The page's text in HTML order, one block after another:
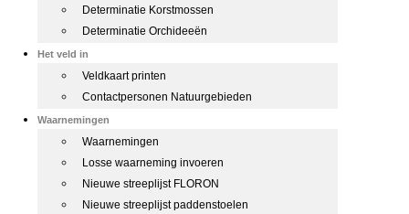
Determinatie Korstmossen
Determinatie Orchideeën
Het veld in
Veldkaart printen
Contactpersonen Natuurgebieden
Waarnemingen
Waarnemingen
Losse waarneming invoeren
Nieuwe streeplijst FLORON
Nieuwe streeplijst paddenstoelen